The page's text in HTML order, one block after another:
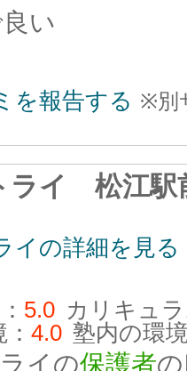
い
を報告する ※別
ライ 松江駅
イの詳細を見る
5.0 カリキュ
4.0 塾内の環
イの保護者